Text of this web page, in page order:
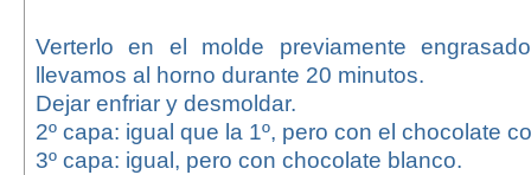
Verterlo en el molde previamente
llevamos al horno durante 20 minutos.
Dejar enfriar y desmoldar.
2º capa: igual que la 1º, pero con el chocolate
3º capa: igual, pero con chocolate blanco.